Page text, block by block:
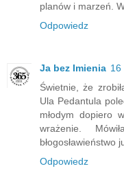
planów i marzeń.
Odpowiedz
Ja bez Imienia 16
Świetnie, że
Ula Pedantula
młodym dopiero
wrażenie.
błogosławieństwo
Odpowiedz